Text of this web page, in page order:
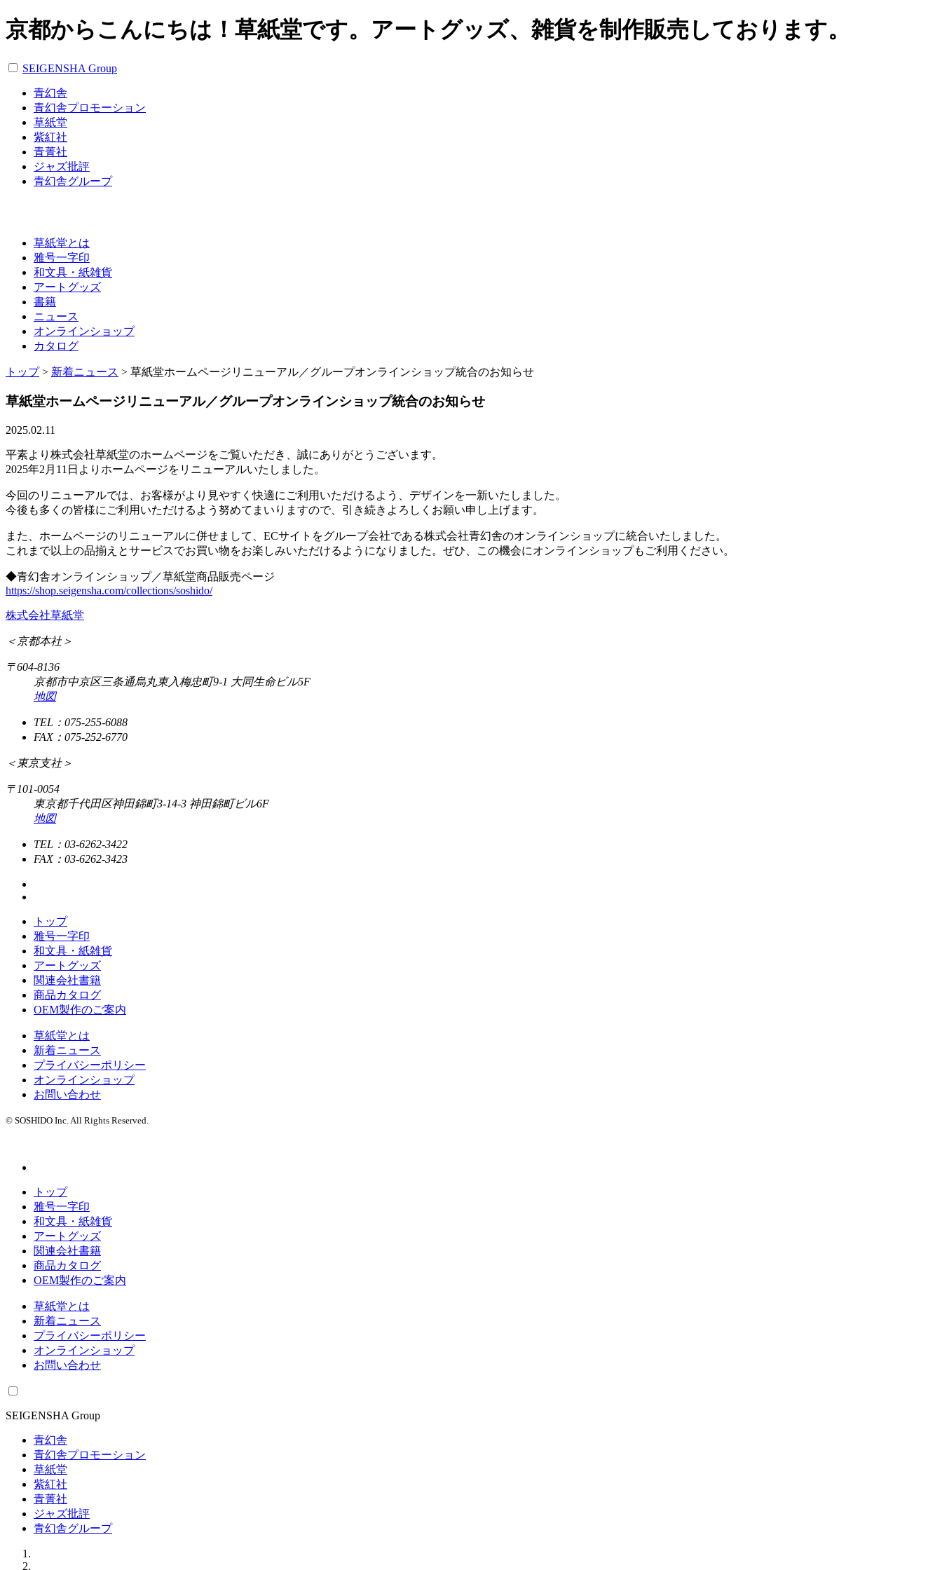
京都からこんにちは！草紙堂です。アートグッズ、雑貨を制作販売しております。
SEIGENSHA Group
青幻舎
青幻舎プロモーション
草紙堂
紫紅社
青菁社
ジャズ批評
青幻舎グループ
草紙堂とは
雅号一字印
和文具・紙雑貨
アートグッズ
書籍
ニュース
オンラインショップ
カタログ
トップ> 新着ニュース > 草紙堂ホームページリニューアル／グループオンラインショップ統合のお知らせ
草紙堂ホームページリニューアル／グループオンラインショップ統合のお知らせ
2025.02.11
平素より株式会社草紙堂のホームページをご覧いただき、誠にありがとうございます。
2025年2月11日よりホームページをリニューアルいたしました。
今回のリニューアルでは、お客様がより見やすく快適にご利用いただけるよう、デザインを一新いたしました。
今後も多くの皆様にご利用いただけるよう努めてまいりますので、引き続きよろしくお願い申し上げます。
また、ホームページのリニューアルに併せまして、ECサイトをグループ会社である株式会社青幻舎のオンラインショップに統合いたしました。
これまで以上の品揃えとサービスでお買い物をお楽しみいただけるようになりました。ぜひ、この機会にオンラインショップもご利用ください。
◆青幻舎オンラインショップ／草紙堂商品販売ページ
https://shop.seigensha.com/collections/soshido/
株式会社草紙堂
＜京都本社＞
〒604-8136
京都市中京区三条通烏丸東入梅忠町9-1 大同生命ビル5F
地図
TEL：075-255-6088
FAX：075-252-6770
＜東京支社＞
〒101-0054
東京都千代田区神田錦町3-14-3 神田錦町ビル6F
地図
TEL：03-6262-3422
FAX：03-6262-3423
トップ
雅号一字印
和文具・紙雑貨
アートグッズ
関連会社書籍
商品カタログ
OEM製作のご案内
草紙堂とは
新着ニュース
プライバシーポリシー
オンラインショップ
お問い合わせ
© SOSHIDO Inc. All Rights Reserved.
トップ
雅号一字印
和文具・紙雑貨
アートグッズ
関連会社書籍
商品カタログ
OEM製作のご案内
草紙堂とは
新着ニュース
プライバシーポリシー
オンラインショップ
お問い合わせ
SEIGENSHA Group
青幻舎
青幻舎プロモーション
草紙堂
紫紅社
青菁社
ジャズ批評
青幻舎グループ